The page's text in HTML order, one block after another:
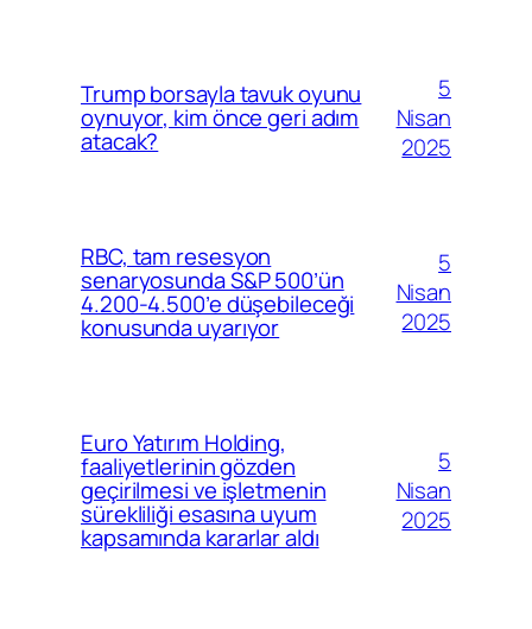
Trump borsayla tavuk oyunu
oynuyor, kim önce geri adım
atacak?
5
Nisan
2025
RBC, tam resesyon
senaryosunda S&P 500’ün
4.200-4.500’e düşebileceği
konusunda uyarıyor
5
Nisan
2025
Euro Yatırım Holding,
faaliyetlerinin gözden
geçirilmesi ve işletmenin
sürekliliği esasına uyum
kapsamında kararlar aldı
5
Nisan
2025